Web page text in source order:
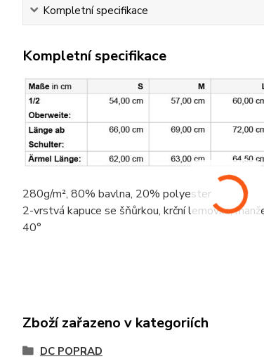
Kompletní specifikace
Kompletní specifikace
280g/m², 80% bavlna, 20% polyester
2-vrstvá kapuce se šňůrkou, krční lemovka,
40°
Zboží zařazeno v kategoriích
DC POPRAD